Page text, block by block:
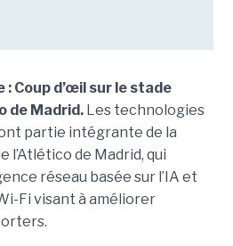
Coup d’œil sur le stade
de Madrid. Les technologies
partie intégrante de la
l’Atlético de Madrid, qui
réseau basée sur l’IA et
Fi visant à améliorer